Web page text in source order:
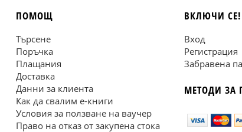
ПОМОЩ
Търсене
Поръчка
Плащания
Доставка
Данни за клиента
Как да свалим е-книги
Условия за ползване на ваучер
Право на отказ от закупена стока
ВКЛЮЧИ СЕ!
Вход
Регистрация
Забравена
МЕТОДИ ЗА